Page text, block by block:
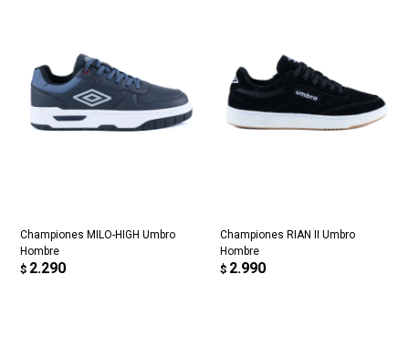
Championes MILO-HIGH Umbro
Hombre
$ 2.290
Championes RIAN II Umbro
Hombre
$ 2.990